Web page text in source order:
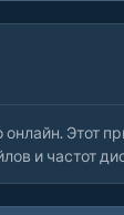
Этот
и частот